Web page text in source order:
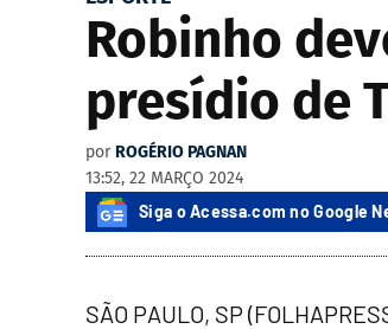
Robinho
presídio de
por ROGÉRIO PAGNAN
13:52, 22 MARÇO 2024
Siga o Acessa.com no Google
SÃO PAULO, SP